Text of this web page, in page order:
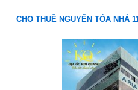
CHO THUÊ NGUYÊN TÒA NHÀ